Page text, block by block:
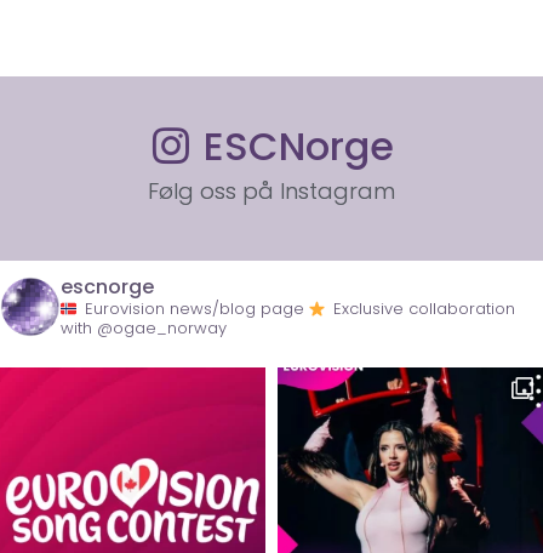
ESCNorge
Følg oss på Instagram
escnorge
Eurovision news/blog page
Exclusive collaboration
with @ogae_norway